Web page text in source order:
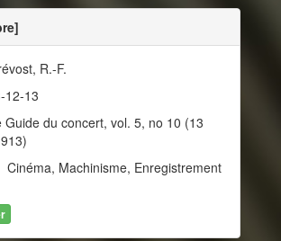
R.-F.
12-13
Guide du concert, vol. 5, no 10 (13
Cinéma, Machinisme, Enregistrement